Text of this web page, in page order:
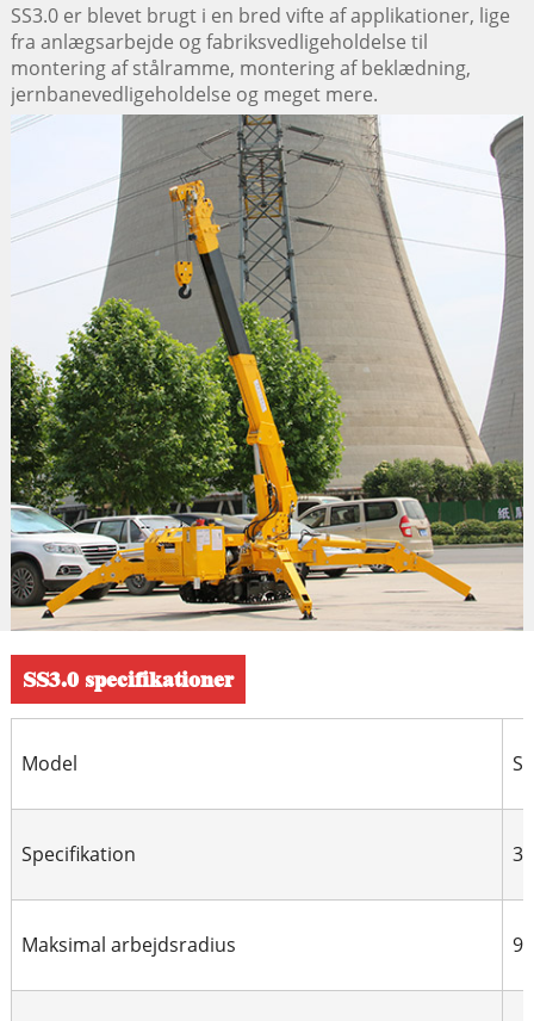
SS3.0 er blevet brugt i en bred vifte af applikationer, lige
fra anlægsarbejde og fabriksvedligeholdelse til
montering af stålramme, montering af beklædning,
jernbanevedligeholdelse og meget mere.
SS3.0 specifikationer
Model
Specifikation
Maksimal arbejdsradius